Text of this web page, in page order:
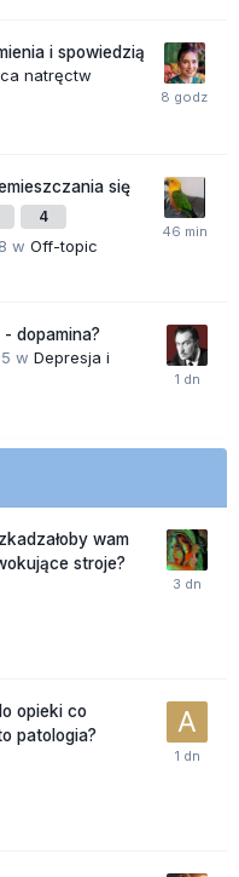
i spowiedzią
natręctw
się
4
w Off-topic
dopamina?
w Depresja i
wam
stroje?
opieki co
patologia?